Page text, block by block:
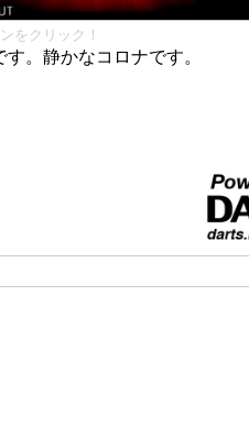
をクリック！
。静かなコロナです。